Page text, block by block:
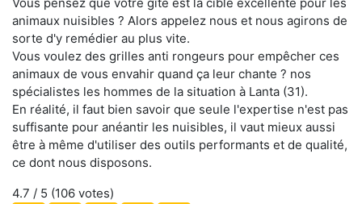
Vous pensez que votre gîte est la cible excellente pour les
animaux nuisibles ? Alors appelez nous et nous agirons de
sorte d'y remédier au plus vite.
Vous voulez des grilles anti rongeurs pour empêcher ces
animaux de vous envahir quand ça leur chante ? nos
spécialistes les hommes de la situation à Lanta (31).
En réalité, il faut bien savoir que seule l'expertise n'est pas
suffisante pour anéantir les nuisibles, il vaut mieux aussi
être à même d'utiliser des outils performants et de qualité,
ce dont nous disposons.
4.7 / 5 (106 votes)